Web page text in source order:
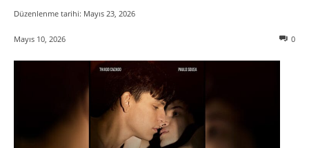
Düzenlenme tarihi: Mayıs 23, 2026
Mayıs 10, 2026 0